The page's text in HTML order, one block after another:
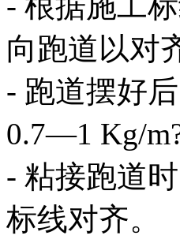
向跑道以对
- 跑道摆好
0.7—1 Kg/
- 粘接跑道
标线对齐。